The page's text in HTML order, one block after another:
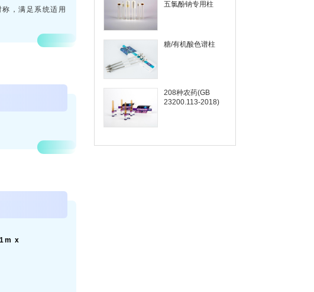
，满足系统适用
x
五氯酚钠专用柱
糖/有机酸色谱柱
208种农药(GB
23200.113-2018)